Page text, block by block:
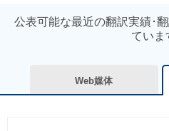
公表可能な最近の翻訳実績･
ていま
Web媒体